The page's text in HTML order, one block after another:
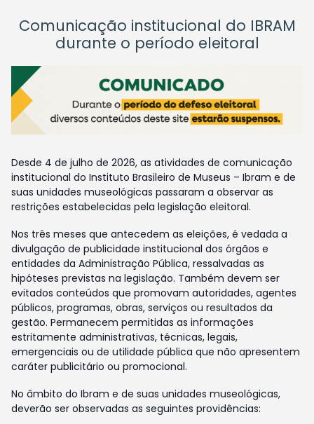
Comunicação institucional do IBRAM
durante o período eleitoral
Desde 4 de julho de 2026, as atividades de comunicação
institucional do Instituto Brasileiro de Museus – Ibram e de
suas unidades museológicas passaram a observar as
restrições estabelecidas pela legislação eleitoral.
Nos três meses que antecedem as eleições, é vedada a
divulgação de publicidade institucional dos órgãos e
entidades da Administração Pública, ressalvadas as
hipóteses previstas na legislação. Também devem ser
evitados conteúdos que promovam autoridades, agentes
públicos, programas, obras, serviços ou resultados da
gestão. Permanecem permitidas as informações
estritamente administrativas, técnicas, legais,
emergenciais ou de utilidade pública que não apresentem
caráter publicitário ou promocional.
No âmbito do Ibram e de suas unidades museológicas,
deverão ser observadas as seguintes providências: